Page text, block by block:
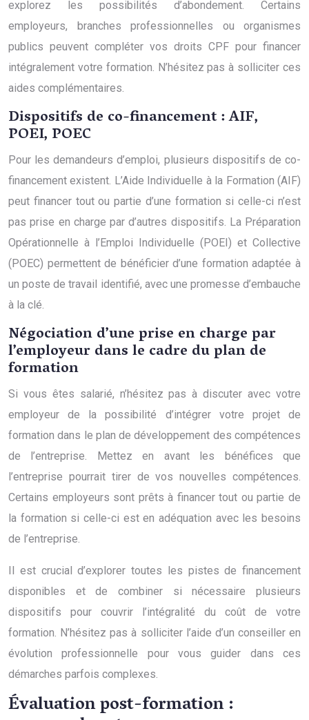
explorez les possibilités d’abondement. Certains
employeurs, branches professionnelles ou organismes
publics peuvent compléter vos droits CPF pour financer
intégralement votre formation. N’hésitez pas à solliciter ces
aides complémentaires.
Dispositifs de co-financement : AIF,
POEI, POEC
Pour les demandeurs d’emploi, plusieurs dispositifs de co-
financement existent. L’Aide Individuelle à la Formation (AIF)
peut financer tout ou partie d’une formation si celle-ci n’est
pas prise en charge par d’autres dispositifs. La Préparation
Opérationnelle à l’Emploi Individuelle (POEI) et Collective
(POEC) permettent de bénéficier d’une formation adaptée à
un poste de travail identifié, avec une promesse d’embauche
à la clé.
Négociation d’une prise en charge par
l’employeur dans le cadre du plan de
formation
Si vous êtes salarié, n’hésitez pas à discuter avec votre
employeur de la possibilité d’intégrer votre projet de
formation dans le plan de développement des compétences
de l’entreprise. Mettez en avant les bénéfices que
l’entreprise pourrait tirer de vos nouvelles compétences.
Certains employeurs sont prêts à financer tout ou partie de
la formation si celle-ci est en adéquation avec les besoins
de l’entreprise.
Il est crucial d’explorer toutes les pistes de financement
disponibles et de combiner si nécessaire plusieurs
dispositifs pour couvrir l’intégralité du coût de votre
formation. N’hésitez pas à solliciter l’aide d’un conseiller en
évolution professionnelle pour vous guider dans ces
démarches parfois complexes.
Évaluation post-formation :